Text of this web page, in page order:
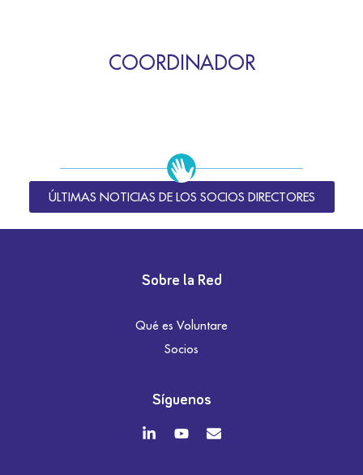
COORDINADOR
ÚLTIMAS NOTICIAS DE LOS SOCIOS DIRECTORES
Sobre la Red
Qué es Voluntare
Socios
Síguenos